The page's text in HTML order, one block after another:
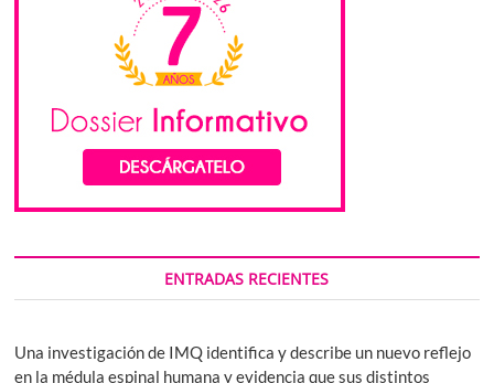
ENTRADAS RECIENTES
Una investigación de IMQ identifica y describe un nuevo reflejo
en la médula espinal humana y evidencia que sus distintos